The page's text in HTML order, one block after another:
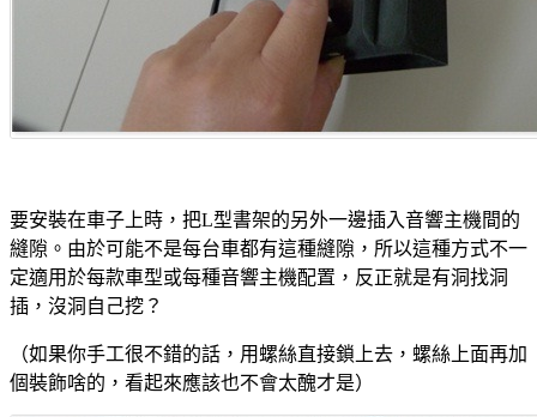
要安裝在車子上時，把L型書架的另外一邊插入音響主機間的
縫隙。由於可能不是每台車都有這種縫隙，所以這種方式不一
定適用於每款車型或每種音響主機配置，反正就是有洞找洞
插，沒洞自己挖？
（如果你手工很不錯的話，用螺絲直接鎖上去，螺絲上面再加
個裝飾啥的，看起來應該也不會太醜才是）